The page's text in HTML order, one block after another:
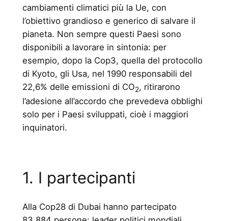
cambiamenti climatici più la Ue, con
l’obiettivo grandioso e generico di salvare il
pianeta. Non sempre questi Paesi sono
disponibili a lavorare in sintonia: per
esempio, dopo la Cop3, quella del protocollo
di Kyoto, gli Usa, nel 1990 responsabili del
22,6% delle emissioni di CO2, ritirarono
l’adesione all’accordo che prevedeva obblighi
solo per i Paesi sviluppati, cioè i maggiori
inquinatori.
1. I partecipanti
Alla Cop28 di Dubai hanno partecipato